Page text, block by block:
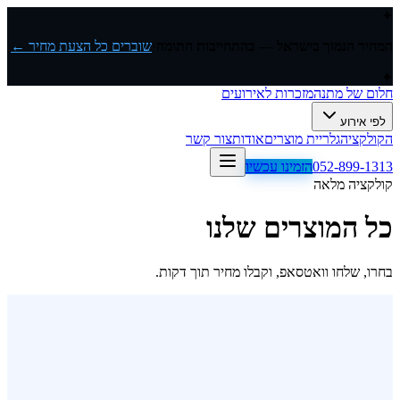
שוברים כל הצעת מחיר ←
חלום של מתנהמזכרות לאירועים
לפי אירוע
הקולקציהגלריית מוצריםאודותצור קשר
052-899-1313הזמינו עכשיו
קולקציה מלאה
כל המוצרים שלנו
בחרו, שלחו וואטסאפ, וקבלו מחיר תוך דקות.